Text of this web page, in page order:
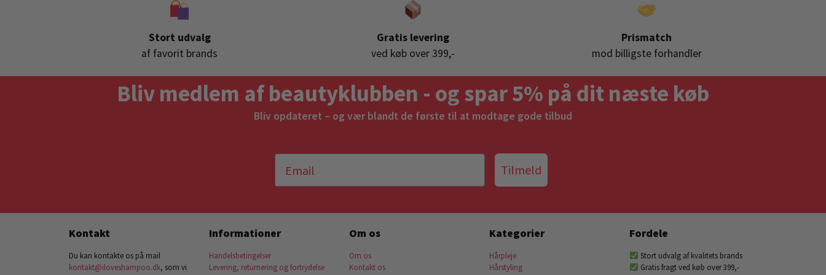
Stort udvalg
af favorit brands
Gratis levering
ved køb over 399,-
Prismatch
mod billigste forhandler
Bliv medlem af beautyklubben - og spar 5% på dit næste køb
Bliv opdateret – og vær blandt de første til at modtage gode tilbud
Tilmeld
Kontakt
Du kan kontakte os på mail
kontakt@iloveshampoo.dk, som vi
Informationer
Handelsbetingelser
Levering, returnering og fortrydelse
Om os
Om os
Kontakt os
Kategorier
Hårpleje
Hårstyling
Fordele
Stort udvalg af kvalitets brands
Gratis fragt ved køb over 399,-